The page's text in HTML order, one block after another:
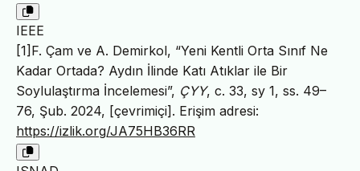
IEEE
[1]F. Çam ve A. Demirkol, “Yeni Kentli Orta Sınıf Ne
Kadar Ortada? Aydın İlinde Katı Atıklar ile Bir
Soylulaştırma İncelemesi”, ÇYY, c. 33, sy 1, ss. 49–
76, Şub. 2024, [çevrimiçi]. Erişim adresi:
https://izlik.org/JA75HB36RR